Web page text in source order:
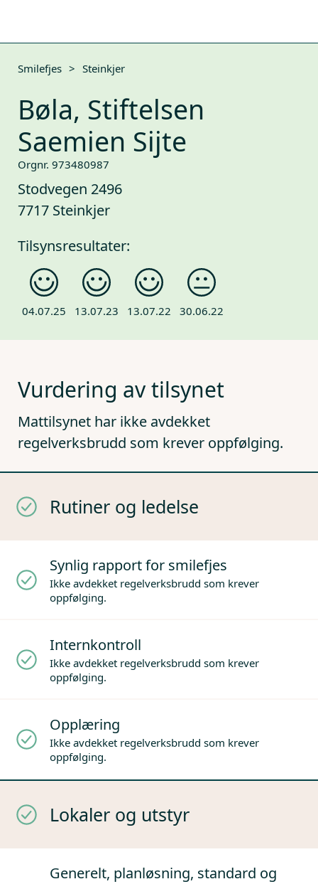
Smilefjes > Steinkjer
Bøla, Stiftelsen
Saemien Sijte
Orgnr. 973480987
Stodvegen 2496
7717 Steinkjer
Tilsynsresultater:
04.07.25 13.07.23 13.07.22 30.06.22
Vurdering av tilsynet
Mattilsynet har ikke avdekket
regelverksbrudd som krever oppfølging.
Rutiner og ledelse
Synlig rapport for smilefjes
Ikke avdekket regelverksbrudd som krever
oppfølging.
Internkontroll
Ikke avdekket regelverksbrudd som krever
oppfølging.
Opplæring
Ikke avdekket regelverksbrudd som krever
oppfølging.
Lokaler og utstyr
Generelt, planløsning, standard og